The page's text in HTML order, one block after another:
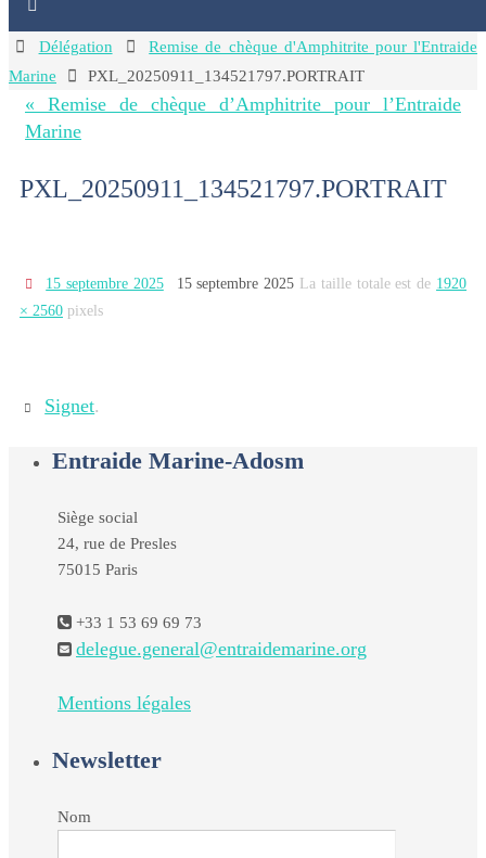
HomeDélégation
Remise de chèque d'Amphitrite pour l'Entraide
Marine
PXL_20250911_134521797.PORTRAIT
« Remise de chèque d’Amphitrite pour l’Entraide
Marine
PXL_20250911_134521797.PORTRAIT
15 septembre 2025 15 septembre 2025 La taille totale est de 1920
× 2560 pixels
Signet.
Entraide Marine-Adosm
Siège social
24, rue de Presles
75015 Paris
+33 1 53 69 69 73
delegue.general@entraidemarine.org
Mentions légales
Newsletter
Nom